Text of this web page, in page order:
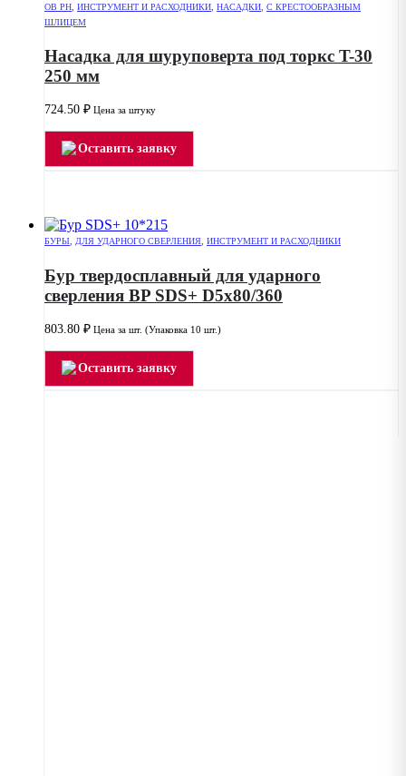
OB PH ИНСТРУМЕНТ И РАСХОДНИКИ НАСАДКИ С КРЕСТООБРАЗНЫМ
ШЛИЦЕМ
Насадка для шуруповерта под торкс T-30
250 мм
724.50 ₽ Цена за штуку
Оставить заявку
БУРЫ, ДЛЯ УДАРНОГО СВЕРЛЕНИЯ, ИНСТРУМЕНТ И РАСХОДНИКИ
Бур твердосплавный для ударного
сверления BP SDS+ D5x80/360
803.80 ₽ Цена за шт. (Упаковка 10 шт.)
Оставить заявку